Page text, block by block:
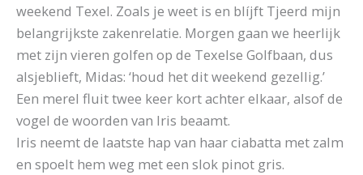
weekend Texel. Zoals je weet is en blíjft Tjeerd mijn
belangrijkste zakenrelatie. Morgen gaan we heerlijk
met zijn vieren golfen op de Texelse Golfbaan, dus
alsjeblieft, Midas: ‘houd het dit weekend gezellig.’
Een merel fluit twee keer kort achter elkaar, alsof de
vogel de woorden van Iris beaamt.
Iris neemt de laatste hap van haar ciabatta met zalm
en spoelt hem weg met een slok pinot gris.